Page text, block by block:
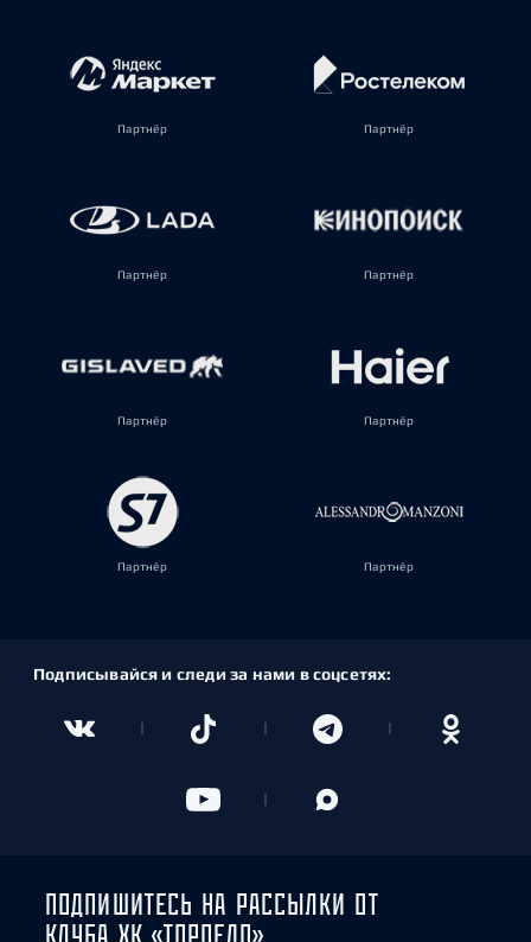
Партнёр Партнёр
Партнёр Партнёр
Партнёр Партнёр
Партнёр Партнёр
Подписывайся и следи за нами в соцсетях:
ПОДПИШИТЕСЬ НА РАССЫЛКИ ОТ
КЛУБА ХК «ТОРПЕДО»